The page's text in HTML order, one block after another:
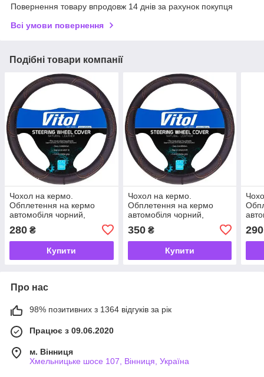
Повернення товару впродовж 14 днів за рахунок покупця
Всі умови повернення
Подібні товари компанії
Чохол на кермо.
Обплетення на кермо
автомобіля чорний,
коричнева нитка XXXL (45-
47 см) обплетення керма
шкірозамінника
280 ₴
Купити
Чохол на кермо.
Обплетення на кермо
автомобіля чорний,
коричнева нитка XXXL (47-
49 см) обплетення керма
шкірозамінника
350₴
Купити
290
Про нас
98% позитивних з 1364 відгуків за рік
Працює з 09.06.2020
м. Вінниця
Хмельницьке шосе 107, Вінниця, Україна